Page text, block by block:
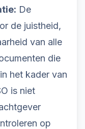
De
de juistheid,
van alle
die
het kader van
is niet
op